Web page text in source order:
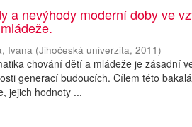
a nevýhody moderní doby ve
Ivana (Jihočeská univerzita,2011)
chování dětí a mládeže je zásadní
generací budoucích. Cílem této
jejich hodnoty ...